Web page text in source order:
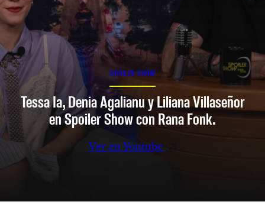
SPOILER SHOW
Tessa Ia, Denia Agalianu y Liliana Villaseñor
en Spoiler Show con Rana Fonk.
Ver en Youtube